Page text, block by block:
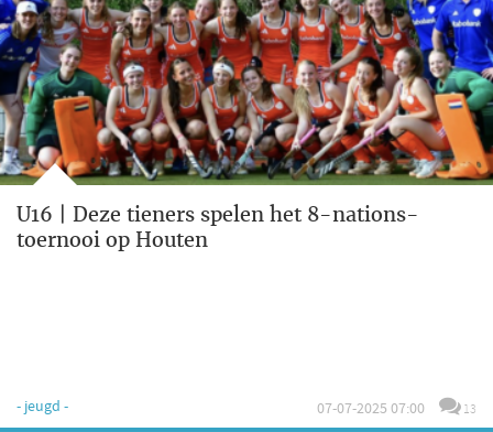
U16 | Deze tieners spelen het 8-nations-
toernooi op Houten
- jeugd - 07-07-2025 07:00 13